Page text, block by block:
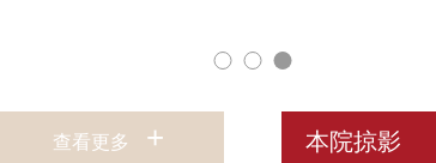
查看更多 + 本院掠影